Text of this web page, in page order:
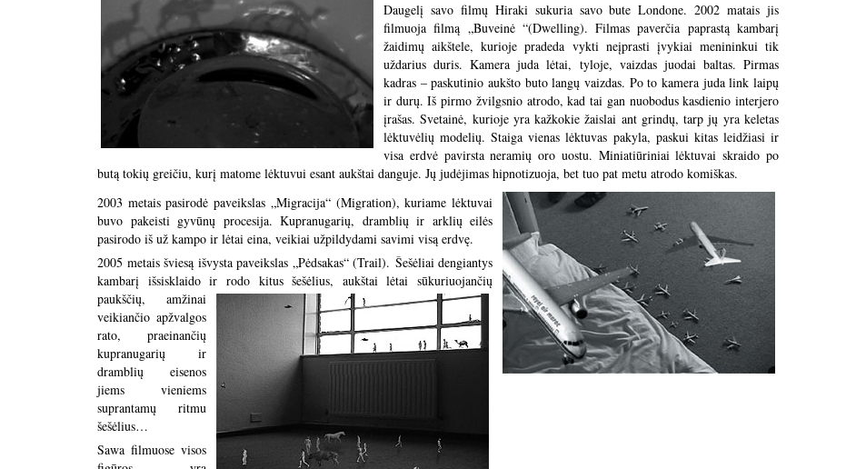
Daugelį savo filmų Hiraki sukuria savo bute Londone. 2002 matais jis
filmuoja filmą „Buveinė “(Dwelling). Filmas paverčia paprastą kambarį
žaidimų aikštele, kurioje pradeda vykti neįprasti įvykiai menininkui tik
uždarius duris. Kamera juda lėtai, tyloje, vaizdas juodai baltas. Pirmas
kadras – paskutinio aukšto buto langų vaizdas. Po to kamera juda link laipų
ir durų. Iš pirmo žvilgsnio atrodo, kad tai gan nuobodus kasdienio interjero
įrašas. Svetainė, kurioje yra kažkokie žaislai ant grindų, tarp jų yra keletas
lėktuvėlių modelių. Staiga vienas lėktuvas pakyla, paskui kitas leidžiasi ir
visa erdvė pavirsta neramių oro uostu. Miniatiūriniai lėktuvai skraido po
butą tokių greičiu, kurį matome lėktuvui esant aukštai danguje. Jų judėjimas hipnotizuoja, bet tuo pat metu atrodo komiškas.
2003 metais pasirodė paveikslas „Migracija“ (Migration), kuriame lėktuvai
buvo pakeisti gyvūnų procesija. Kupranugarių, dramblių ir arklių eilės
pasirodo iš už kampo ir lėtai eina, veikiai užpildydami savimi visą erdvę.
2005 metais šviesą išvysta paveikslas „Pėdsakas“ (Trail). Šešėliai dengiantys
kambarį išsisklaido ir rodo kitus šešėlius, aukštai lėtai sūkuriuojančių
paukščių, amžinai
veikiančio apžvalgos
rato, praeinančių
kupranugarių ir
dramblių eisenos
jiems vieniems
suprantamų ritmu
šešėlius…
Sawa filmuose visos